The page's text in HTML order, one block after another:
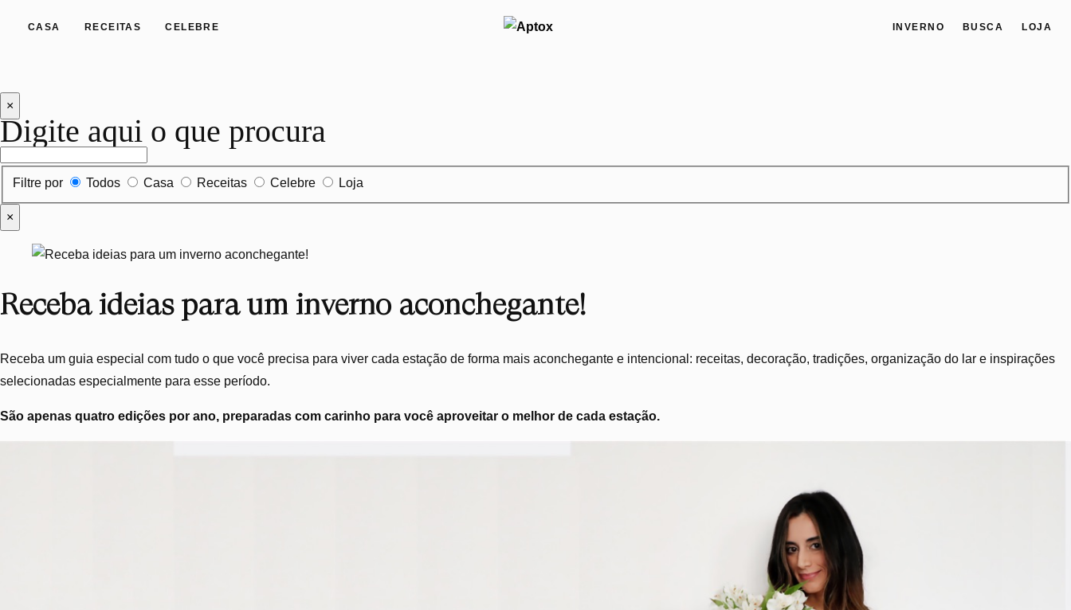
CASA RECEITAS CELEBRE INVERNO BUSCA LOJA
×
Digite aqui o que procura
Filtrar por tipo de conteúdo
Filtre por Todos Casa Receitas Celebre Loja
×
Receba ideias para um inverno aconchegante!
Receba um guia especial com tudo o que você precisa para viver cada estação de forma mais aconchegante e intencional: receitas, decoração, tradições, organização do lar e inspirações
selecionadas especialmente para esse período.
São apenas quatro edições por ano, preparadas com carinho para você aproveitar o melhor de cada estação.